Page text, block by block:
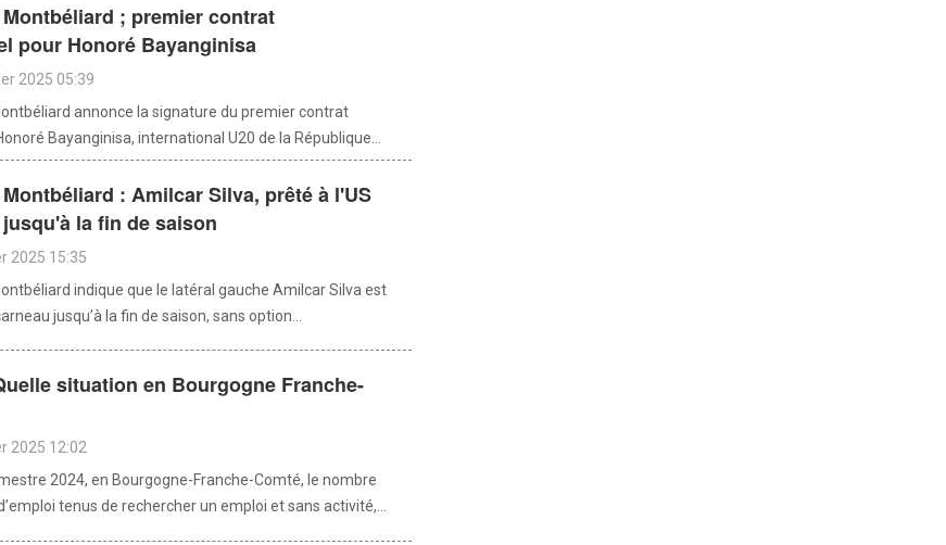
; premier contrat
pour Honoré Bayanginisa
2025 05:39
annonce la signature du premier contrat
Bayanginisa, international U20 de la République...
: Amilcar Silva, prêté à l'US
la fin de saison
2025 15:35
indique que le latéral gauche Amilcar Silva est
jusqu’à la fin de saison, sans option...
situation en Bourgogne Franche-
2025 12:02
2024, en Bourgogne-Franche-Comté, le nombre
tenus de rechercher un emploi et sans activité,...